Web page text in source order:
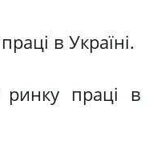
в Україні.
ринку праці в